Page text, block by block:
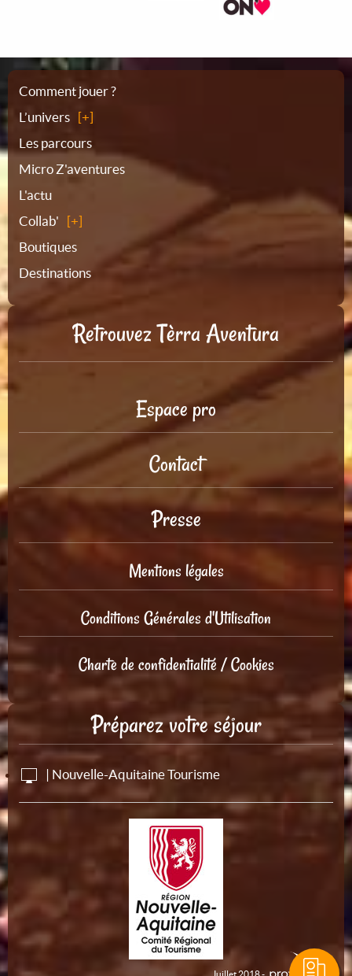
Plan
du
site
Comment jouer ?
L’univers
Les parcours
Micro Z'aventures
L'actu
Collab'
Boutiques
Destinations
Retrouvez Tèrra Aventura
Espace pro
Contact
Presse
Mentions légales
Conditions Générales d'Utilisation
Charte de confidentialité / Cookies
Préparez votre séjour
| Nouvelle-Aquitaine Tourisme